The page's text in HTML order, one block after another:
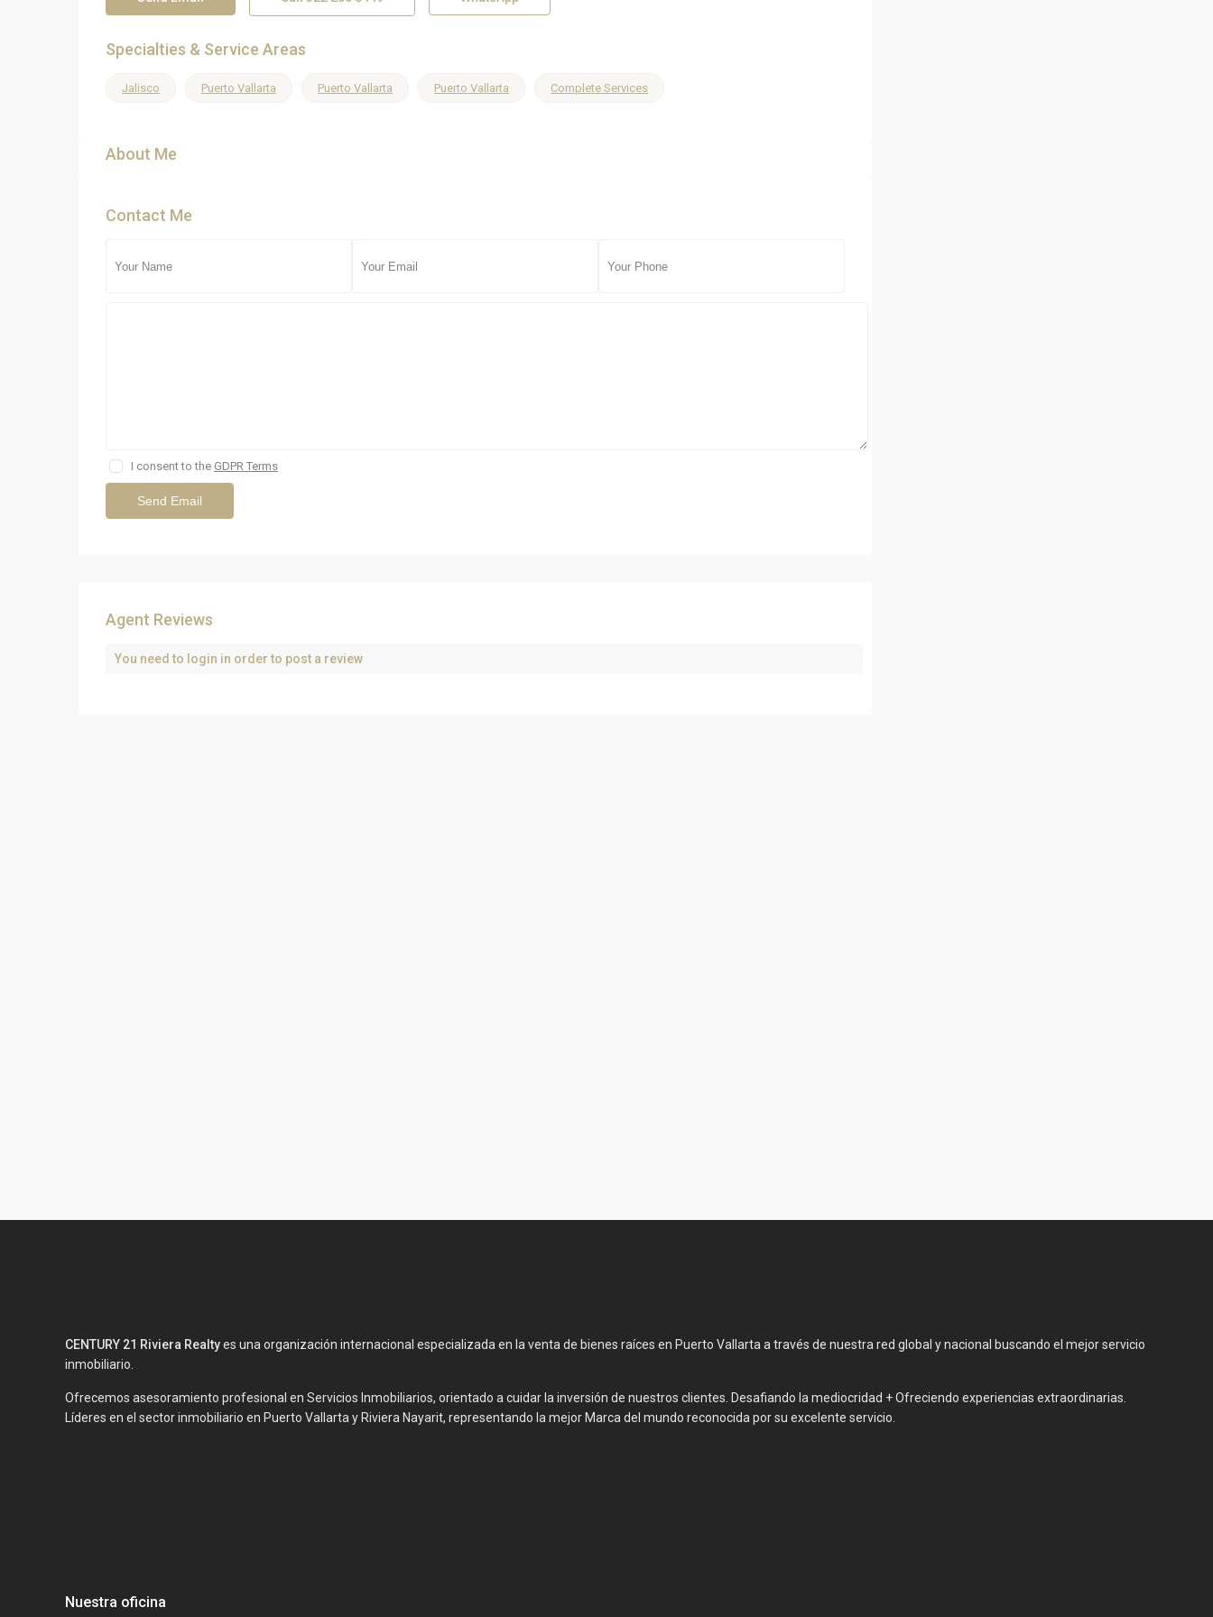
Specialties & Service Areas
Jalisco Puerto Vallarta Puerto Vallarta Puerto Vallarta Complete Services
About Me
Contact Me
I consent to the GDPR Terms
Agent Reviews
You need to login in order to post a review
CENTURY 21 Riviera Realtyes una organización internacional especializada en la venta de bienes raíces en Puerto Vallarta a través de nuestra red global y nacional buscando el mejor servicio
inmobiliario.
Ofrecemos asesoramiento profesional en Servicios Inmobiliarios, orientado a cuidar la inversión de nuestros clientes. Desafiando la mediocridad + Ofreciendo experiencias extraordinarias.
Líderes en el sector inmobiliario en Puerto Vallarta y Riviera Nayarit, representando la mejor Marca del mundo reconocida por su excelente servicio.
Nuestra oficina